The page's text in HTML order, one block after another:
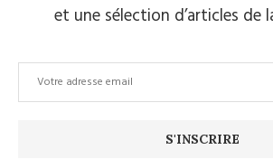
et une sélection d’articles de